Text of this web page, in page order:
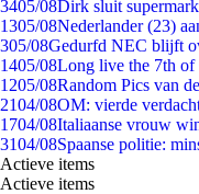
3405/08Dirk sluit
1305/08Nederlander (23)
305/08Gedurfd NEC blijft
1405/08Long live the 7th of
1205/08Random Pics van
2104/08OM: vierde
1704/08Italiaanse vrouw
3104/08Spaanse politie:
Actieve items
Actieve items